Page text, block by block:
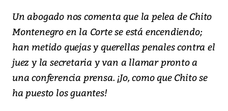
Un abogado nos comenta que la pelea de Chito
Montenegro en la Corte se está encendiendo;
han metido quejas y querellas penales contra el
juez y la secretaria y van a llamar pronto a
una conferencia prensa. ¡Jo, como que Chito se
ha puesto los guantes!